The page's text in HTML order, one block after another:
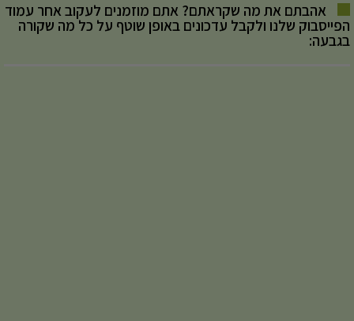
אהבתם את מה שקראתם? אתם מוזמנים לעקוב אחר עמוד
הפייסבוק שלנו ולקבל עדכונים באופן שוטף על כל מה שקורה
בגבעה: